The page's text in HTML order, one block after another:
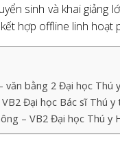
sinh và khai giảng
hợp offline linh hoạt
văn bằng 2 Đại học Thú
Đại học Bác sĩ Thú
– VB2 Đại học Thú y